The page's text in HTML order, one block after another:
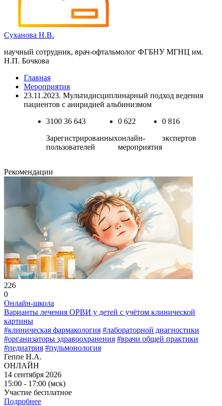
Суханова Н.В.
научный сотрудник, врач-офтальмолог ФГБНУ МГНЦ им.
Н.П. Бочкова
Главная
Мероприятия
23.11.2023. Мультидисциплинарный подход ведения
пациентов с аниридией альбинизмом
3100 36 643
Зарегистрированных
пользователей
0 622
онлайн-
мероприятия
0 816
экспертов
Рекомендации
226
0
Онлайн-школа
Варианты лечения ОРВИ у детей с учётом клинической
картины
#клиническая фармакология #лабораторной диагностики
#организаторы здравоохранения #врачи общей практики
#педиатрия #пульмонология
Геппе Н.А.
ОНЛАЙН
14 сентября 2026
15:00 - 17:00 (мск)
Участие бесплатное
Подробнее